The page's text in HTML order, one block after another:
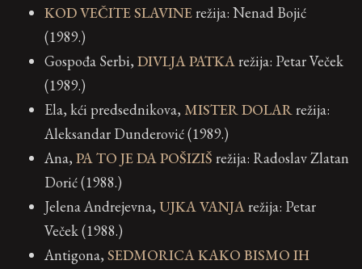
KOD VEČITE SLAVINErežija: Nenad Bojić
(1989.)
Gospođa Serbi, DIVLJA PATKArežija: Petar Veček
(1989.)
Ela, kći predsednikova, MISTER DOLARrežija:
Aleksandar Dunderović (1989.)
Ana, PA TO JE DA POŠIZIŠ režija: Radoslav Zlatan
Dorić (1988.)
Jelena Andrejevna, UJKA VANJArežija: Petar
Veček (1988.)
Antigona, SEDMORICA KAKO BISMO IH